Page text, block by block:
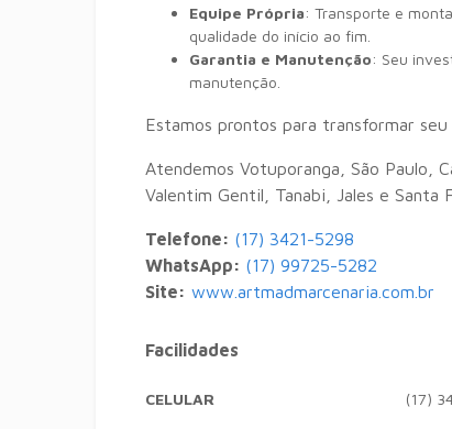
Equipe Própria: Transporte e
qualidade do início ao fim.
Garantia e Manutenção: Seu
manutenção.
Estamos prontos para transformar seu
Atendemos Votuporanga, São Paulo,
Valentim Gentil, Tanabi, Jales e Santa
Telefone: (17) 3421-5298
WhatsApp: (17) 99725-5282
Site: www.artmadmarcenaria.com.br
Facilidades
CELULAR (17)